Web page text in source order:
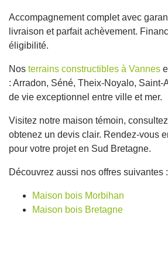
Accompagnement complet avec
livraison et parfait achèvement.
éligibilité.
Nos terrains constructibles à Vannes
: Arradon, Séné, Theix-Noyalo,
de vie exceptionnel entre ville et mer.
Visitez notre maison témoin,
obtenez un devis clair. Rendez-vous
pour votre projet en Sud Bretagne.
Découvrez aussi nos offres suivantes :
Maison bois Morbihan
Maison bois Bretagne